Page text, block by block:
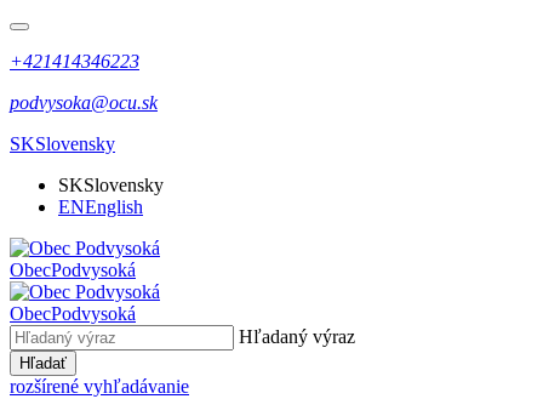
+421414346223
podvysoka@ocu.sk
SKSlovensky
SKSlovensky
ENEnglish
ObecPodvysoká
ObecPodvysoká
Hľadaný výraz
Hľadať
rozšírené vyhľadávanie